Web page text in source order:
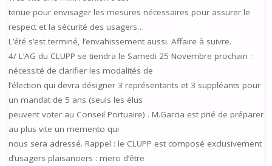
tenue pour envisager les mesures nécessaires pour assurer le
respect et la sécurité des usagers…
L’été s’est terminé, l’envahissement aussi. Affaire à suivre.
4/ L’AG du CLUPP se tiendra le Samedi 25 Novembre prochain :
nécessité de clarifier les modalités de
l’élection qui devra désigner 3 représentants et 3 suppléants pour
un mandat de 5 ans (seuls les élus
peuvent voter au Conseil Portuaire) . M.Garcia est prié de préparer
au plus vite un memento qui
nous sera adressé. Rappel : le CLUPP est composé exclusivement
d’usagers plaisanciers : merci d’être